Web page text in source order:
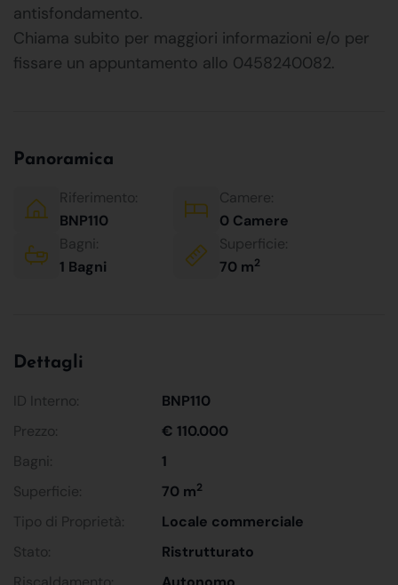
antisfondamento.
Chiama subito per maggiori informazioni e/o per
fissare un appuntamento allo 0458240082.
Panoramica
Riferimento:
BNP110
Camere:
0 Camere
Bagni:
1 Bagni
Superficie:
70 m2
Dettagli
ID Interno:
BNP110
Prezzo:
€ 110.000
Bagni:
1
Superficie:
70 m2
Tipo di Proprietà:
Locale commerciale
Stato:
Ristrutturato